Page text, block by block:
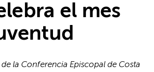
el mes
la Conferencia Episcopal de Costa